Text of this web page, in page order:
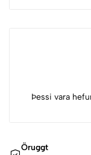
Þessi vara
Öruggt